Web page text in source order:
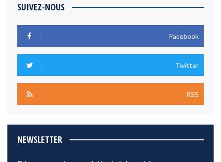
SUIVEZ-NOUS
Facebook
Twitter
RSS
NEWSLETTER